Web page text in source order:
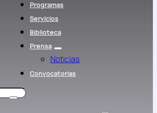
Programas
Servicios
Biblioteca
Prensa
Noticias
Convocatorias